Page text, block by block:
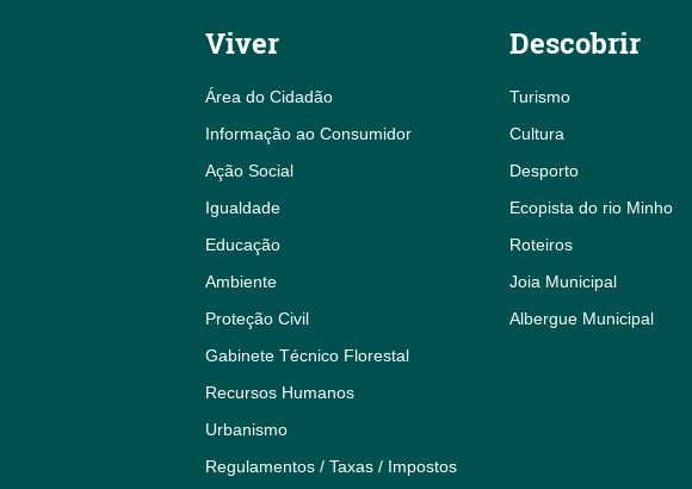
Viver
Área do Cidadão
Informação ao Consumidor
Ação Social
Igualdade
Educação
Ambiente
Proteção Civil
Gabinete Técnico Florestal
Recursos Humanos
Urbanismo
Regulamentos / Taxas / Impostos
Descobrir
Turismo
Cultura
Desporto
Ecopista do rio Minho
Roteiros
Joia Municipal
Albergue Municipal